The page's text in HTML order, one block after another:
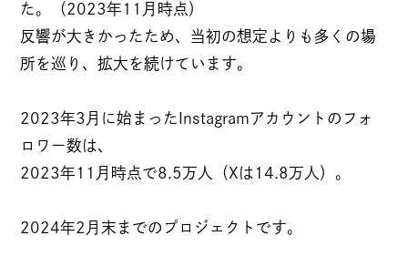
制作業務における基本方針
た。（2023年11月時点）
反響が大きかったため、当初の想定よりも多くの場
所を巡り、拡大を続けています。
2023年3月に始まったInstagramアカウントのフォ
ロワー数は、
2023年11月時点で8.5万人（Xは14.8万人）。
2024年2月末までのプロジェクトです。